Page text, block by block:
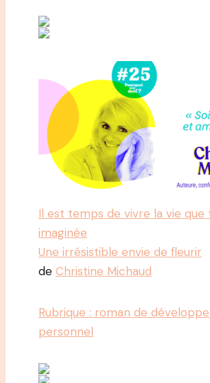
Il est temps de vivre la vie que
imaginée
Une irrésistible envie de fleurir
de Christine Michaud
Rubrique : roman de
personnel